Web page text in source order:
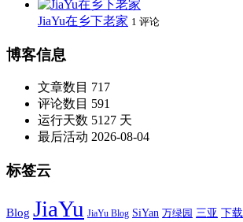
JiaYu在乡下老家 1 评论
博客信息
文章数目 717
评论数目 591
运行天数 5127 天
最后活动 2026-08-04
标签云
Blog JiaYu JiaYu Blog SiYan 万绿园 三亚 下载